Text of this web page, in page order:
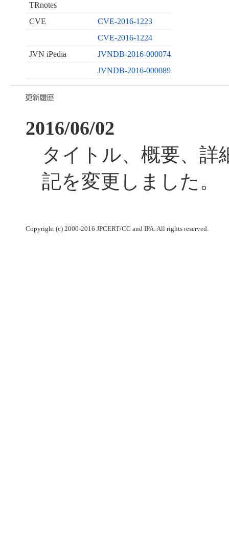
TRnotes
CVE
CVE-2016-1223
CVE-2016-1224
JVN iPedia
JVNDB-2016-000074
JVNDB-2016-000089
2016/06/02
タイトル、概要、詳
記を変更しました。
Copyright (c) 2000-2016 JPCERT/CC and IPA. All rights reserved.